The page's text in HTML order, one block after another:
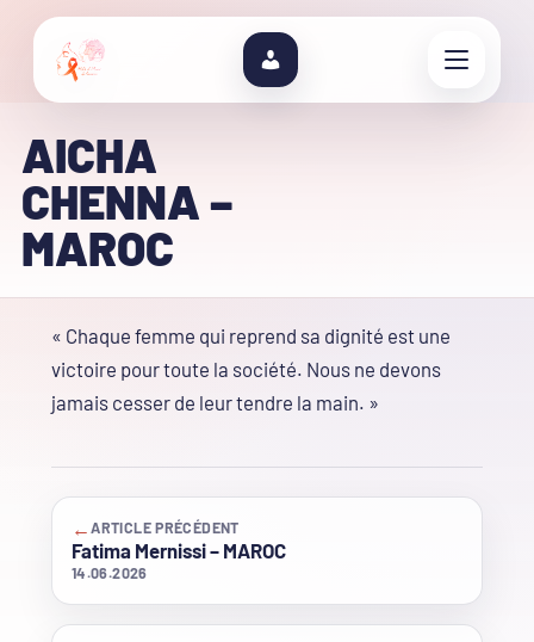
AICHA
CHENNA –
MAROC
« Chaque femme qui reprend sa dignité est une
victoire pour toute la société. Nous ne devons
jamais cesser de leur tendre la main. »
←ARTICLE PRÉCÉDENT
Fatima Mernissi – MAROC
14.06.2026